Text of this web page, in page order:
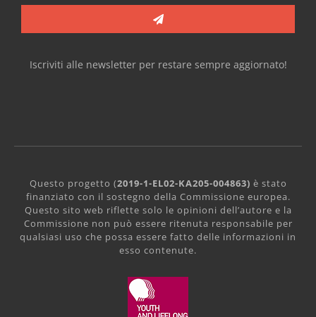
Iscriviti alle newsletter per restare sempre aggiornato!
Questo progetto (2019-1-EL02-KA205-004863) è stato
finanziato con il sostegno della Commissione europea.
Questo sito web riflette solo le opinioni dell’autore e la
Commissione non può essere ritenuta responsabile per
qualsiasi uso che possa essere fatto delle informazioni in
esso contenute.